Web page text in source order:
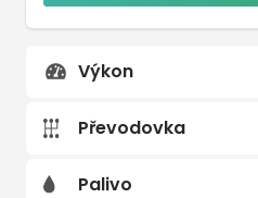
Výkon
Převodovka
Palivo